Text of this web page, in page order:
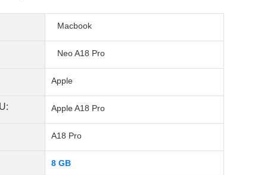
Macbook
Neo A18 Pro
Apple
Apple A18 Pro
A18 Pro
8 GB